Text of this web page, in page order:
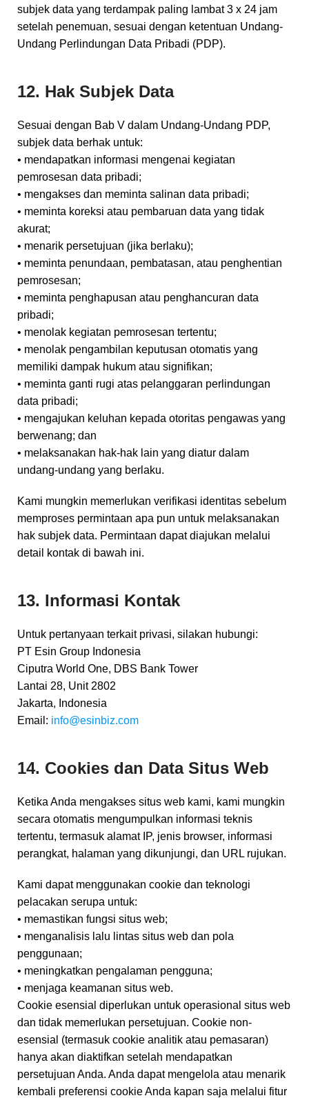
subjek data yang terdampak paling lambat 3 x 24 jam
setelah penemuan, sesuai dengan ketentuan Undang-
Undang Perlindungan Data Pribadi (PDP).
12. Hak Subjek Data
Sesuai dengan Bab V dalam Undang-Undang PDP,
subjek data berhak untuk:
• mendapatkan informasi mengenai kegiatan
pemrosesan data pribadi;
• mengakses dan meminta salinan data pribadi;
• meminta koreksi atau pembaruan data yang tidak
akurat;
• menarik persetujuan (jika berlaku);
• meminta penundaan, pembatasan, atau penghentian
pemrosesan;
• meminta penghapusan atau penghancuran data
pribadi;
• menolak kegiatan pemrosesan tertentu;
• menolak pengambilan keputusan otomatis yang
memiliki dampak hukum atau signifikan;
• meminta ganti rugi atas pelanggaran perlindungan
data pribadi;
• mengajukan keluhan kepada otoritas pengawas yang
berwenang; dan
• melaksanakan hak-hak lain yang diatur dalam
undang-undang yang berlaku.
Kami mungkin memerlukan verifikasi identitas sebelum
memproses permintaan apa pun untuk melaksanakan
hak subjek data. Permintaan dapat diajukan melalui
detail kontak di bawah ini.
13. Informasi Kontak
Untuk pertanyaan terkait privasi, silakan hubungi:
PT Esin Group Indonesia
Ciputra World One, DBS Bank Tower
Lantai 28, Unit 2802
Jakarta, Indonesia
Email: info@esinbiz.com
14. Cookies dan Data Situs Web
Ketika Anda mengakses situs web kami, kami mungkin
secara otomatis mengumpulkan informasi teknis
tertentu, termasuk alamat IP, jenis browser, informasi
perangkat, halaman yang dikunjungi, dan URL rujukan.
Kami dapat menggunakan cookie dan teknologi
pelacakan serupa untuk:
• memastikan fungsi situs web;
• menganalisis lalu lintas situs web dan pola
penggunaan;
• meningkatkan pengalaman pengguna;
• menjaga keamanan situs web.
Cookie esensial diperlukan untuk operasional situs web
dan tidak memerlukan persetujuan. Cookie non-
esensial (termasuk cookie analitik atau pemasaran)
hanya akan diaktifkan setelah mendapatkan
persetujuan Anda. Anda dapat mengelola atau menarik
kembali preferensi cookie Anda kapan saja melalui fitur